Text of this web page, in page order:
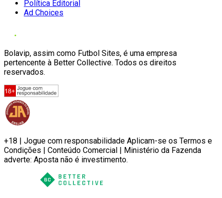
Política Editorial
Ad Choices
Bolavip, assim como Futbol Sites, é uma empresa
pertencente à Better Collective. Todos os direitos
reservados.
+18 | Jogue com responsabilidade Aplicam-se os Termos e
Condições | Conteúdo Comercial | Ministério da Fazenda
adverte: Aposta não é investimento.